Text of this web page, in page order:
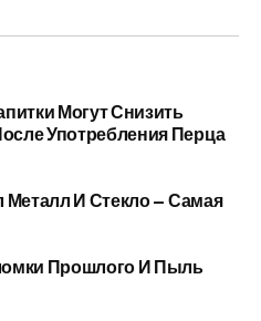
Могут Снизить
Употребления Перца
И Стекло — Самая
Прошлого И Пыль